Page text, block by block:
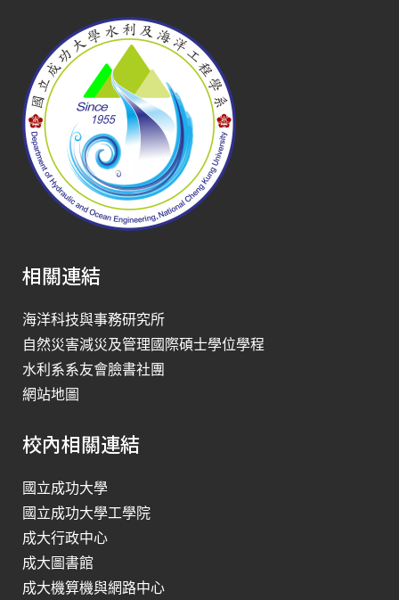
相關連結
海洋科技與事務研究所
自然災害減災及管理國際碩士學位學程
水利系系友會臉書社團
網站地圖
校內相關連結
國立成功大學
國立成功大學工學院
成大行政中心
成大圖書館
成大機算機與網路中心